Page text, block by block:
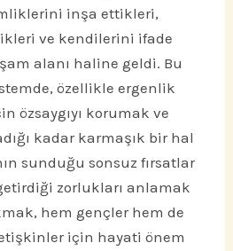
inşa ettikleri,
ve kendilerini ifade
alanı haline geldi. Bu
özellikle ergenlik
özsaygıyı korumak ve
kadar karmaşık bir hal
sunduğu sonsuz fırsatlar
zorlukları anlamak
hem gençler hem de
için hayati önem